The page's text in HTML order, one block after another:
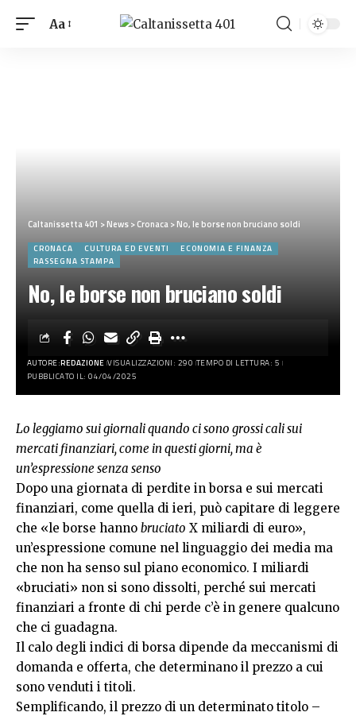
Aa
Caltanissetta 401 >News>Cronaca>No, le borse non bruciano soldi
CRONACA CULTURA ED EVENTI
ECONOMIA E FINANZA
RASSEGNA STAMPA
No, le borse non bruciano soldi
AUTORE:REDAZIONE VISUALIZZAZIONI: 290 TEMPO DI LETTURA: 5
PUBBLICATO IL: 04/04/2025
Lo leggiamo sui giornali quando ci sono grossi cali sui
mercati finanziari, come in questi giorni, ma è
un’espressione senza senso
Dopo una giornata di perdite in borsa e sui mercati
finanziari, come quella di ieri, può capitare di leggere
che «le borse hanno bruciato X miliardi di euro»,
un’espressione comune nel linguaggio dei media ma
che non ha senso sul piano economico. I miliardi
«bruciati» non si sono dissolti, perché sui mercati
finanziari a fronte di chi perde c’è in genere qualcuno
che ci guadagna.
Il calo degli indici di borsa dipende da meccanismi di
domanda e offerta, che determinano il prezzo a cui
sono venduti i titoli.
Semplificando, il prezzo di un determinato titolo –